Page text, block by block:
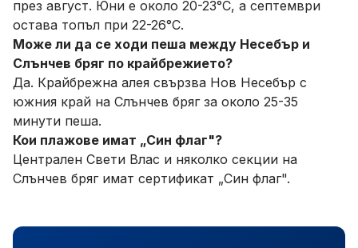
през август. Юни е около 20-23°C, а септември
остава топъл при 22-26°C.
Може ли да се ходи пеша между Несебър и
Слънчев бряг по крайбрежието?
Да. Крайбрежна алея свързва Нов Несебър с
южния край на Слънчев бряг за около 25-35
минути пеша.
Кои плажове имат „Син флаг"?
Централен Свети Влас и няколко секции на
Слънчев бряг имат сертификат „Син флаг".